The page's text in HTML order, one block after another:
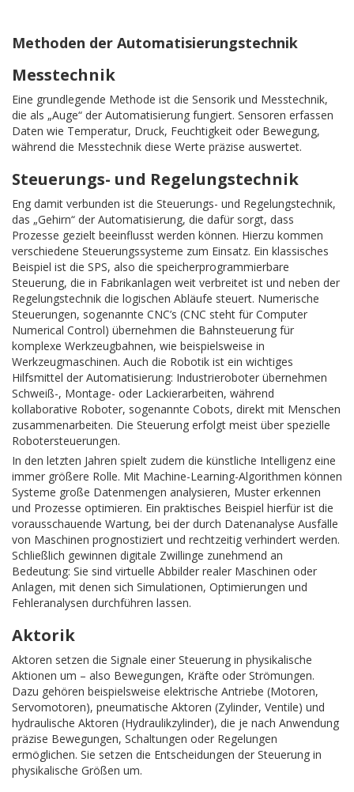
Methoden der Automatisierungstechnik
Messtechnik
Eine grundlegende Methode ist die Sensorik und Messtechnik,
die als „Auge“ der Automatisierung fungiert. Sensoren erfassen
Daten wie Temperatur, Druck, Feuchtigkeit oder Bewegung,
während die Messtechnik diese Werte präzise auswertet.
Steuerungs- und Regelungstechnik
Eng damit verbunden ist die Steuerungs- und Regelungstechnik,
das „Gehirn“ der Automatisierung, die dafür sorgt, dass
Prozesse gezielt beeinflusst werden können. Hierzu kommen
verschiedene Steuerungssysteme zum Einsatz. Ein klassisches
Beispiel ist die SPS, also die speicherprogrammierbare
Steuerung, die in Fabrikanlagen weit verbreitet ist und neben der
Regelungstechnik die logischen Abläufe steuert. Numerische
Steuerungen, sogenannte CNC’s (CNC steht für Computer
Numerical Control) übernehmen die Bahnsteuerung für
komplexe Werkzeugbahnen, wie beispielsweise in
Werkzeugmaschinen. Auch die Robotik ist ein wichtiges
Hilfsmittel der Automatisierung: Industrieroboter übernehmen
Schweiß-, Montage- oder Lackierarbeiten, während
kollaborative Roboter, sogenannte Cobots, direkt mit Menschen
zusammenarbeiten. Die Steuerung erfolgt meist über spezielle
Robotersteuerungen.
In den letzten Jahren spielt zudem die künstliche Intelligenz eine
immer größere Rolle. Mit Machine-Learning-Algorithmen können
Systeme große Datenmengen analysieren, Muster erkennen
und Prozesse optimieren. Ein praktisches Beispiel hierfür ist die
vorausschauende Wartung, bei der durch Datenanalyse Ausfälle
von Maschinen prognostiziert und rechtzeitig verhindert werden.
Schließlich gewinnen digitale Zwillinge zunehmend an
Bedeutung: Sie sind virtuelle Abbilder realer Maschinen oder
Anlagen, mit denen sich Simulationen, Optimierungen und
Fehleranalysen durchführen lassen.
Aktorik
Aktoren setzen die Signale einer Steuerung in physikalische
Aktionen um – also Bewegungen, Kräfte oder Strömungen.
Dazu gehören beispielsweise elektrische Antriebe (Motoren,
Servomotoren), pneumatische Aktoren (Zylinder, Ventile) und
hydraulische Aktoren (Hydraulikzylinder), die je nach Anwendung
präzise Bewegungen, Schaltungen oder Regelungen
ermöglichen. Sie setzen die Entscheidungen der Steuerung in
physikalische Größen um.